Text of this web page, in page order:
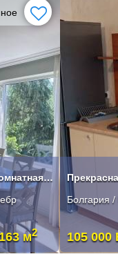
Продается просторная черырехкомнатная квартира в Несебре .
м2
Болгария /
105 000